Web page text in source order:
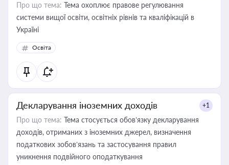
Про що тема: Тема охоплює правове регулювання
системи вищої освіти, освітніх рівнів та кваліфікацій в
Україні
Освіта
Декларування іноземних доходів +1
Про що тема: Тема стосується обов’язку декларування
доходів, отриманих з іноземних джерел, визначення
податкових зобов’язань та застосування правил
уникнення подвійного оподаткування